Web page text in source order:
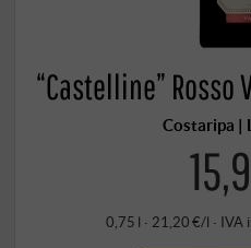
“Castelline” Rosso
Costaripa |
0,75 l · 21,20 €/l · IVA